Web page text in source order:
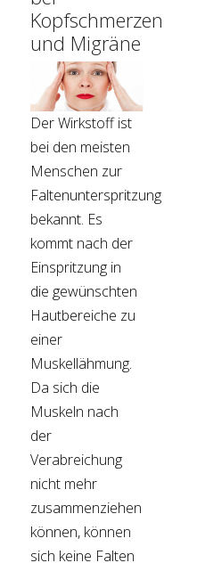
Kopfschmerzen
und Migräne
Der Wirkstoff ist
bei den meisten
Menschen zur
Faltenunterspritzung
bekannt. Es
kommt nach der
Einspritzung in
die gewünschten
Hautbereiche zu
einer
Muskellähmung.
Da sich die
Muskeln nach
der
Verabreichung
nicht mehr
zusammenziehen
können, können
sich keine Falten